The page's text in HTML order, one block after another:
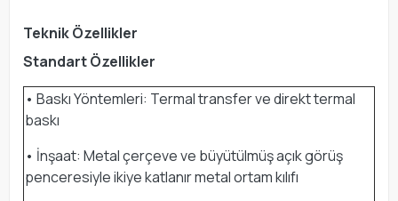
Teknik Özellikler
Standart Özellikler
• Baskı Yöntemleri: Termal transfer ve direkt termal
baskı
• İnşaat: Metal çerçeve ve büyütülmüş açık görüş
penceresiyle ikiye katlanır metal ortam kılıfı